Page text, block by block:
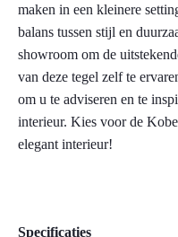
maken in een kleinere
balans tussen stijl en
showroom om de
van deze tegel zelf te
om u te adviseren en te
interieur. Kies voor de
elegant interieur!
Specificaties